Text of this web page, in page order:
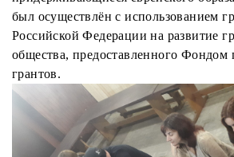
был осуществлён с использованием
Российской Федерации на развитие
общества, предоставленного Фондом
грантов.